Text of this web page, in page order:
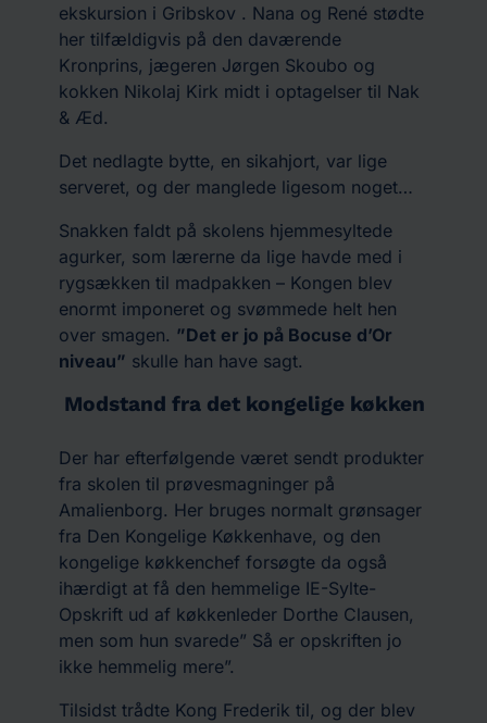
ekskursion i Gribskov . Nana og René stødte
her tilfældigvis på den daværende
Kronprins, jægeren Jørgen Skoubo og
kokken Nikolaj Kirk midt i optagelser til Nak
& Æd.
Det nedlagte bytte, en sikahjort, var lige
serveret, og der manglede ligesom noget…
Snakken faldt på skolens hjemmesyltede
agurker, som lærerne da lige havde med i
rygsækken til madpakken – Kongen blev
enormt imponeret og svømmede helt hen
over smagen. ”Det er jo på Bocuse d’Or
niveau” skulle han have sagt.
Modstand fra det kongelige køkken
Der har efterfølgende været sendt produkter
fra skolen til prøvesmagninger på
Amalienborg. Her bruges normalt grønsager
fra Den Kongelige Køkkenhave, og den
kongelige køkkenchef forsøgte da også
ihærdigt at få den hemmelige IE-Sylte-
Opskrift ud af køkkenleder Dorthe Clausen,
men som hun svarede” Så er opskriften jo
ikke hemmelig mere”.
Tilsidst trådte Kong Frederik til, og der blev